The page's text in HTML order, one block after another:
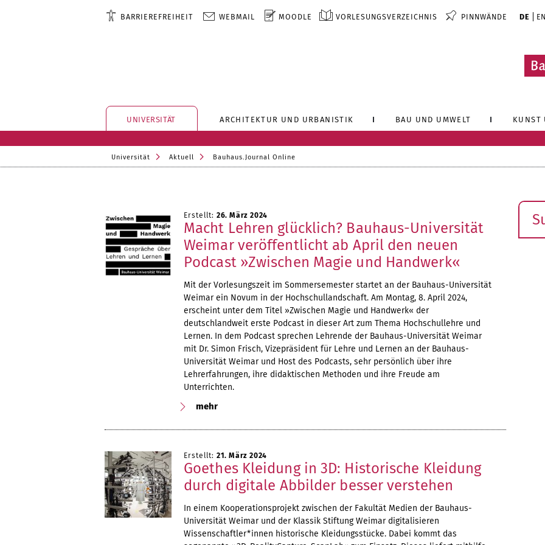
BARRIEREFREIHEIT WEBMAIL MOODLE VORLESUNGSVERZEICHNIS PINNWÄNDE DE EN
UNIVERSITÄT ARCHITEKTUR UND URBANISTIK BAU UND UMWELT KUNST
Universität Aktuell Bauhaus.Journal Online
Erstellt: 26. März 2024
Macht Lehren glücklich? Bauhaus-Universität
Weimar veröffentlicht ab April den neuen
Podcast »Zwischen Magie und Handwerk«
Mit der Vorlesungszeit im Sommersemester startet an der Bauhaus-Universität
Weimar ein Novum in der Hochschullandschaft. Am Montag, 8. April 2024,
erscheint unter dem Titel »Zwischen Magie und Handwerk« der
deutschlandweit erste Podcast in dieser Art zum Thema Hochschullehre und
Lernen. In dem Podcast sprechen Lehrende der Bauhaus-Universität Weimar
mit Dr. Simon Frisch, Vizepräsident für Lehre und Lernen an der Bauhaus-
Universität Weimar und Host des Podcasts, sehr persönlich über ihre
Lehrerfahrungen, ihre didaktischen Methoden und ihre Freude am
Unterrichten.
mehr
Erstellt: 21. März 2024
Goethes Kleidung in 3D: Historische Kleidung
durch digitale Abbilder besser verstehen
In einem Kooperationsprojekt zwischen der Fakultät Medien der Bauhaus-
Universität Weimar und der Klassik Stiftung Weimar digitalisieren
Wissenschaftler*innen historische Kleidungsstücke. Dabei kommt das
Suche